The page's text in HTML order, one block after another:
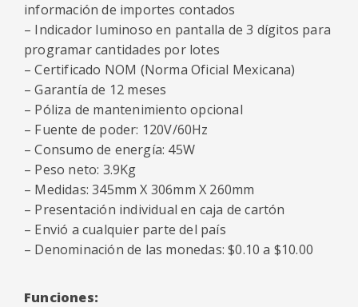
información de importes contados
– Indicador luminoso en pantalla de 3 dígitos para
programar cantidades por lotes
– Certificado NOM (Norma Oficial Mexicana)
– Garantía de 12 meses
– Póliza de mantenimiento opcional
– Fuente de poder: 120V/60Hz
– Consumo de energía: 45W
– Peso neto: 3.9Kg
– Medidas: 345mm X 306mm X 260mm
– Presentación individual en caja de cartón
– Envió a cualquier parte del país
– Denominación de las monedas: $0.10 a $10.00
Funciones: